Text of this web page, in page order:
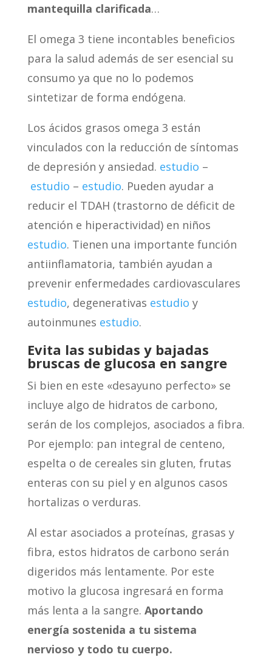
mantequilla clarificada…
El omega 3 tiene incontables beneficios
para la salud además de ser esencial su
consumo ya que no lo podemos
sintetizar de forma endógena.
Los ácidos grasos omega 3 están
vinculados con la reducción de síntomas
de depresión y ansiedad. estudio –
estudio – estudio. Pueden ayudar a
reducir el TDAH (trastorno de déficit de
atención e hiperactividad) en niños
estudio. Tienen una importante función
antiinflamatoria, también ayudan a
prevenir enfermedades cardiovasculares
estudio, degenerativas estudio y
autoinmunes estudio.
Evita las subidas y bajadas
bruscas de glucosa en sangre
Si bien en este «desayuno perfecto» se
incluye algo de hidratos de carbono,
serán de los complejos, asociados a fibra.
Por ejemplo: pan integral de centeno,
espelta o de cereales sin gluten, frutas
enteras con su piel y en algunos casos
hortalizas o verduras.
Al estar asociados a proteínas, grasas y
fibra, estos hidratos de carbono serán
digeridos más lentamente. Por este
motivo la glucosa ingresará en forma
más lenta a la sangre. Aportando
energía sostenida a tu sistema
nervioso y todo tu cuerpo.